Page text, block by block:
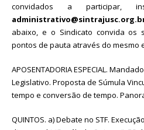
convidados a participar,
abaixo, e o Sindicato convida os
pontos de pauta através do mesmo
APOSENTADORIA ESPECIAL.
Legislativo. Proposta de Súmula
tempo e conversão de tempo.
QUINTOS. a) Debate no STF.